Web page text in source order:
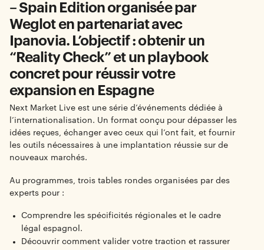
– Spain Edition organisée par
Weglot en partenariat avec
Ipanovia. L’objectif : obtenir un
“Reality Check” et un playbook
concret pour réussir votre
expansion en Espagne
Next Market Live est une série d’événements dédiée à
l’internationalisation. Un format conçu pour dépasser les
idées reçues, échanger avec ceux qui l’ont fait, et fournir
les outils nécessaires à une implantation réussie sur de
nouveaux marchés.
Au programmes, trois tables rondes organisées par des
experts pour :
Comprendre les spécificités régionales et le cadre
légal espagnol.
Découvrir comment valider votre traction et rassurer